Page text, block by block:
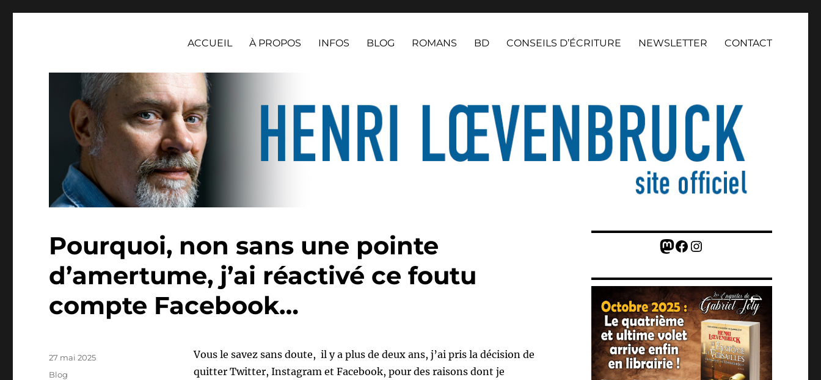
ACCUEIL À PROPOS INFOS BLOG ROMANS BD CONSEILS D’ÉCRITURE NEWSLETTER CONTACT
Pourquoi, non sans une pointe
d’amertume, j’ai réactivé ce foutu
compte Facebook…
Vous le savez sans doute, il y a plus de deux ans, j’ai pris la décision de
quitter Twitter, Instagram et Facebook, pour des raisons dont je
Auteur
Publié
le
27 mai 2025
Catégories
Blog
Mastodon
Facebook
Instagram